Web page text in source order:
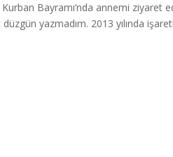
Bayramı’nda annemi ziyaret
yazmadım. 2013 yılında